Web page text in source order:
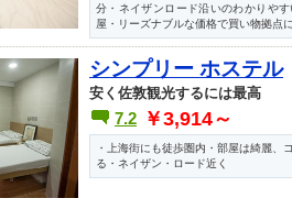
分・ネイザンロード沿いのわかりや
屋・リーズナブルな価格で買い物拠点に
シンプリー ホステル
安く佐敦観光するには最高
7.2 ￥3,914～
・上海街にも徒歩圏内・部屋は綺麗、
る・ネイザン・ロード近く